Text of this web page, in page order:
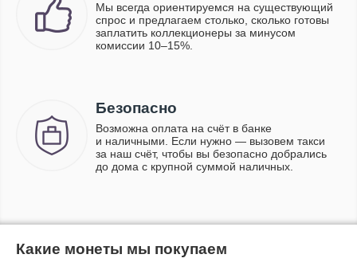
Мы всегда ориентируемся на существующий
спрос и предлагаем столько, сколько готовы
заплатить коллекционеры за минусом
комиссии 10–15%.
Безопасно
Возможна оплата на счёт в банке
и наличными. Если нужно — вызовем такси
за наш счёт, чтобы вы безопасно добрались
до дома с крупной суммой наличных.
Какие монеты мы покупаем